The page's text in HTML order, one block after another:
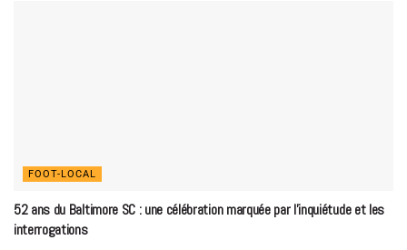
FOOT-LOCAL
52 ans du Baltimore SC : une célébration marquée par l’inquiétude et les
interrogations